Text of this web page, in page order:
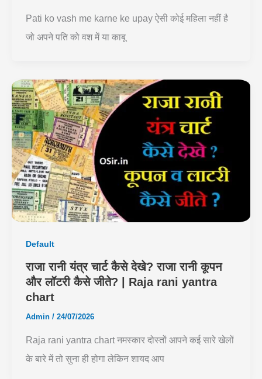
Pati ko vash me karne ke upay ऐसी कोई महिला नहीं है
जो अपने पति को वश में या काबू
Default
राजा रानी यंत्र चार्ट कैसे देखे? राजा रानी कूपन
और लॉटरी कैसे जीते? | Raja rani yantra
chart
Admin / 24/07/2026
Raja rani yantra chart नमस्कार दोस्तों आपने कई सारे खेलों
के बारे में तो सुना ही होगा लेकिन शायद आप